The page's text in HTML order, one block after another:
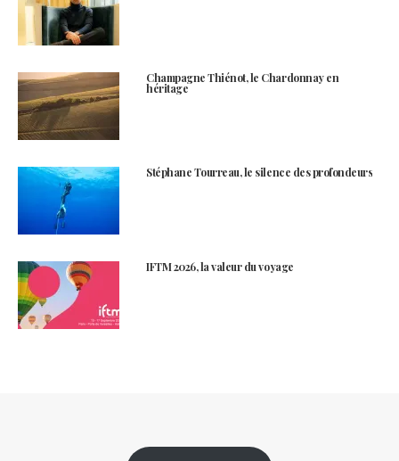
Champagne Thiénot, le Chardonnay en
héritage
Stéphane Tourreau, le silence des profondeurs
IFTM 2026, la valeur du voyage